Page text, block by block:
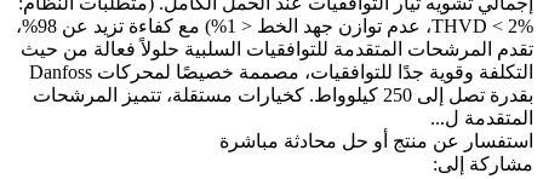
THVD < 2%، عدم توازن جهد الخط < 1%) مع كفاءة تزيد عن 98%،
تقدم المرشحات المتقدمة للتوافقيات السلبية حلولاً فعالة من حيث
التكلفة وقوية جدًا للتوافقيات، مصممة خصيصًا لمحركات Danfoss
بقدرة تصل إلى 250 كيلوواط. كخيارات مستقلة، تتميز المرشحات
المتقدمة ل...
استفسار عن منتج أو حل محادثة مباشرة
مشاركة إلى: